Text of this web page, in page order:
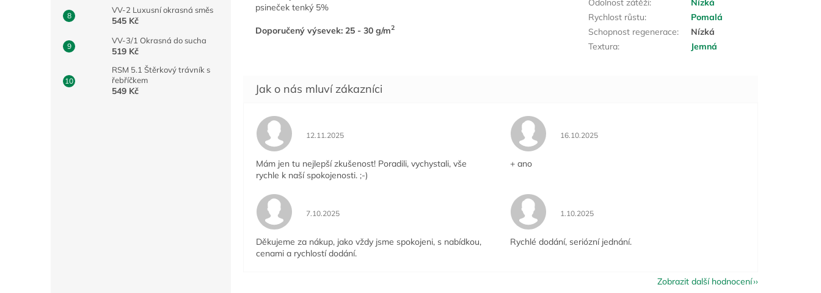
VV-2 Luxusní okrasná směs
545 Kč
VV-3/1 Okrasná do sucha
519 Kč
RSM 5.1 Štěrkový trávník s
řebříčkem
549 Kč
psineček tenký 5%
Doporučený výsevek: 25 - 30 g/m2
Odolnost zátěži:
Nízká
Rychlost růstu:
Pomalá
Schopnost regenerace:
Nízká
Textura: Jemná
Hodnocení obchodu je 5 z 5 hvězdiček.
12.11.2025
Mám jen tu nejlepší zkušenost! Poradili, vychystali, vše
rychle k naší spokojenosti. ;-)
Hodnocení obchodu je 5 z 5 hvězdiček.
16.10.2025
+ ano
Hodnocení obchodu je 5 z 5 hvězdiček.
7.10.2025
Děkujeme za nákup, jako vždy jsme spokojeni, s nabídkou,
cenami a rychlostí dodání.
Hodnocení obchodu je 5 z 5 hvězdiček.
1.10.2025
Rychlé dodání, seriózní jednání.
Zobrazit další hodnocení